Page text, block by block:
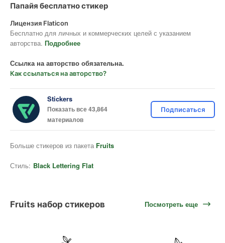
Папайя бесплатно стикер
Лицензия Flaticon
Бесплатно для личных и коммерческих целей с указанием
авторства. Подробнее
Ссылка на авторство обязательна.
Как ссылаться на авторство?
Stickers
Показать все 43,864
материалов
Подписаться
Больше стикеров из пакета Fruits
Стиль: Black Lettering Flat
Fruits набор стикеров Посмотреть еще